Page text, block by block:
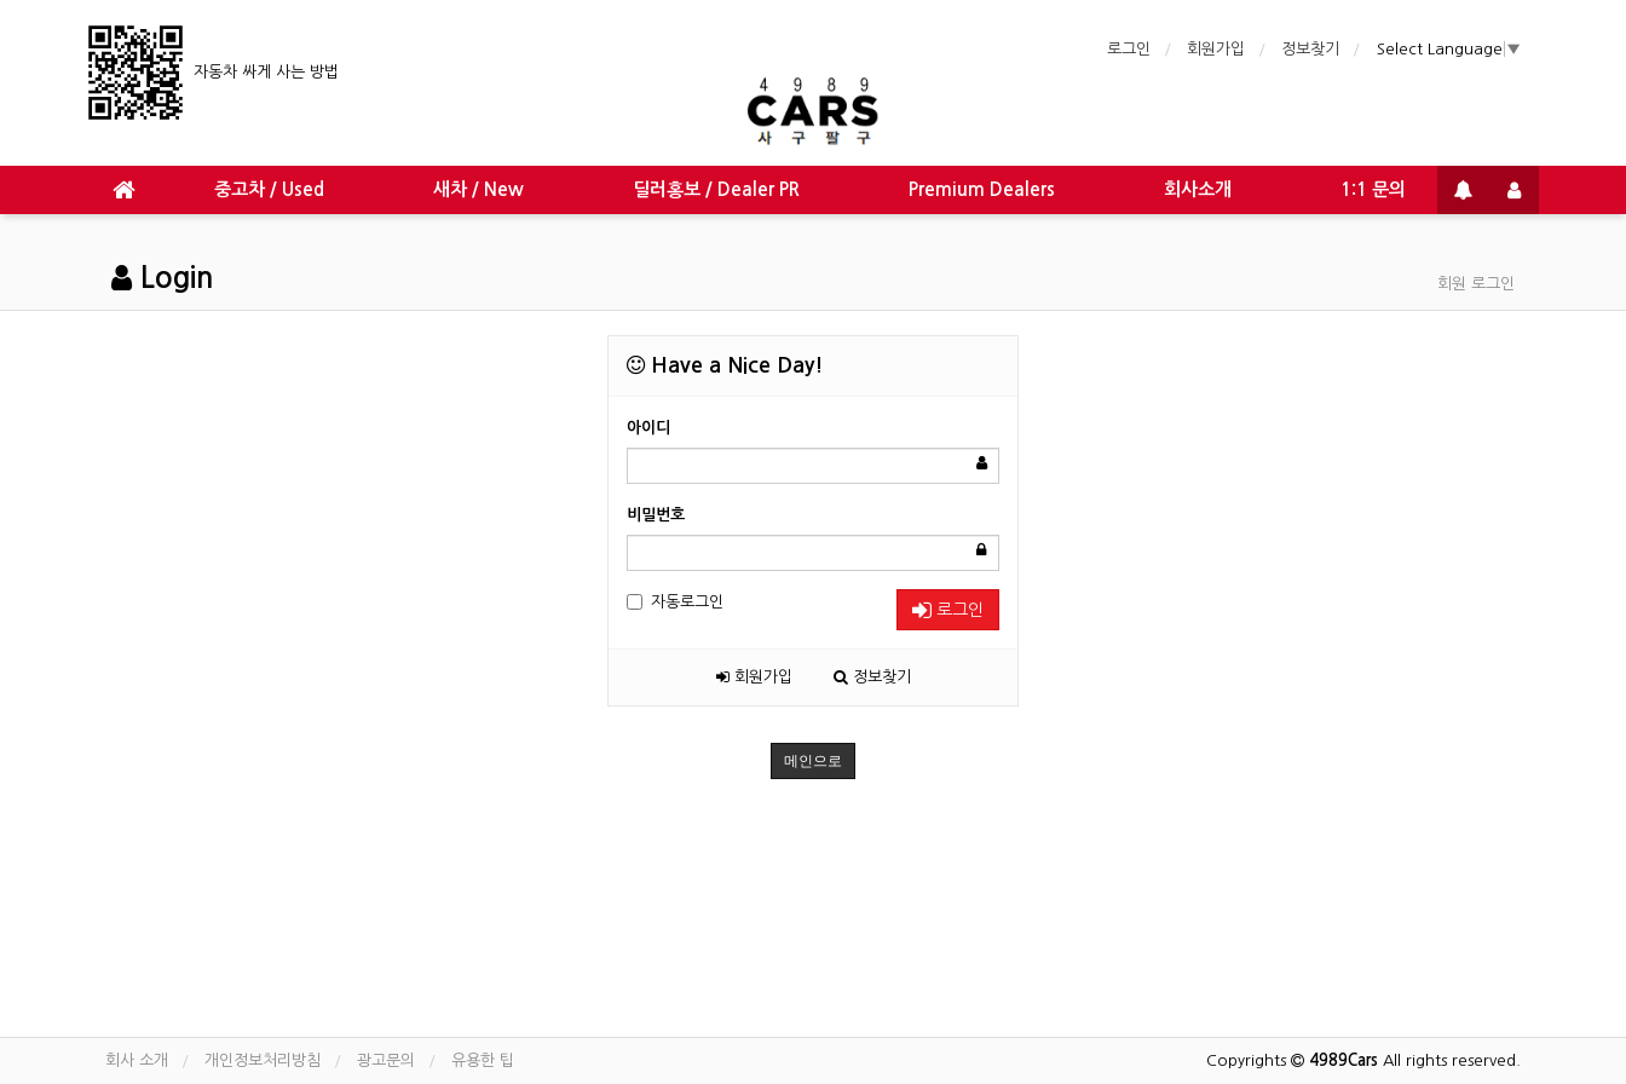
자동차 싸게 사는 방법
로그인 회원가입 정보찾기 Select Language ▼
중고차 / Used 새차 / New 딜러홍보 / Dealer PR Premium Dealers 회사소개 1:1 문의
Login 회원 로그인
Have a Nice Day!
아이디
비밀번호
자동로그인 로그인
회원가입 정보찾기
메인으로
회사 소개 개인정보처리방침 광고문의 유용한 팁 Copyrights 4989Cars All rights reserved.